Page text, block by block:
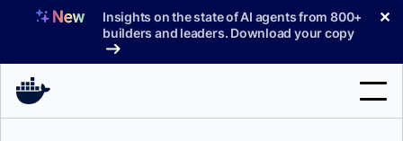
へ
Insights on the state of AI agents from 800+
builders and leaders. Download your copy
✕